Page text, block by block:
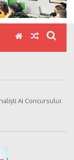
Ai Concursului